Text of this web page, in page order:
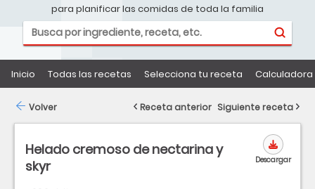
para planificar las comidas de toda la familia
Inicio Todas las recetas Selecciona tu receta
Helado cremoso de nectarina y
skyr
Descargar
Volver Receta anterior Siguiente receta